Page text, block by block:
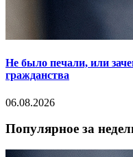
Не было печали, или
гражданства
06.08.2026
Популярное за